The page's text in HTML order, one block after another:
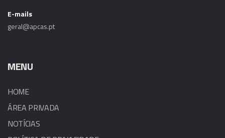
E-mails
geral@apcas.pt
MENU
HOME
ÁREA PRIVADA
NOTÍCIAS